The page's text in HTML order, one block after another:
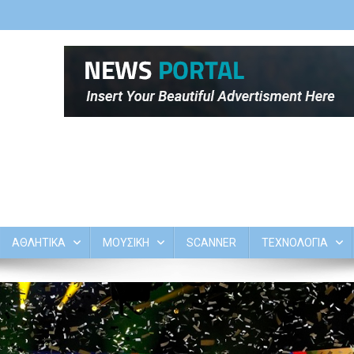
ΑΘΛΗΤΙΚΑ ΜΟΥΣΙΚΗ SCANNER ΤΕΧΝΟΛΟΓΙΑ